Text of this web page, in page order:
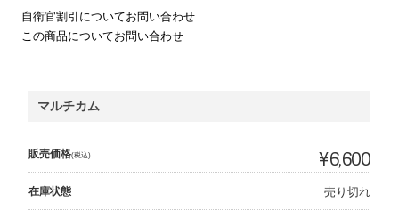
自衛官割引についてお問い合わせ
この商品についてお問い合わせ
マルチカム
販売価格(税込) ¥6,600
在庫状態 売り切れ